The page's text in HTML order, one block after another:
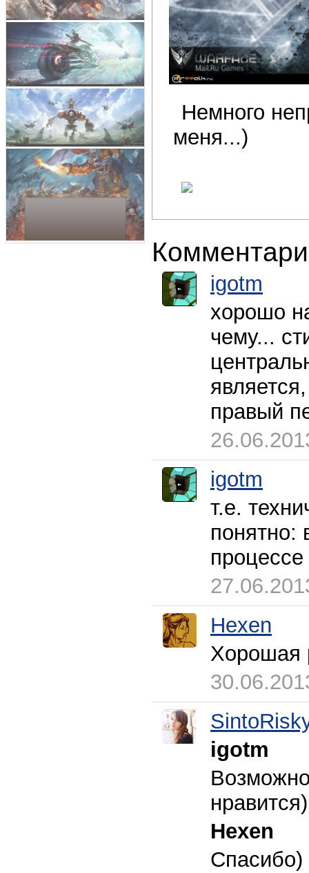
Немного
меня...)
igotm
хорошо
чему...
правый
igotm
т.е.
понятно:
Hexen
Хорошая
igotm
нравится)
Hexen
Спасибо)